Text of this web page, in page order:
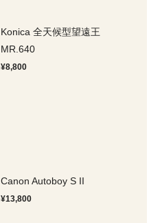
Konica 全天候型望遠王
MR.640
¥8,800
Canon Autoboy S II
¥13,800